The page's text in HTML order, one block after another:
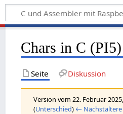
Chars in C (PI5)
Seite Diskussion
Version vom 22. Februar
(Unterschied) ← Nächstältere